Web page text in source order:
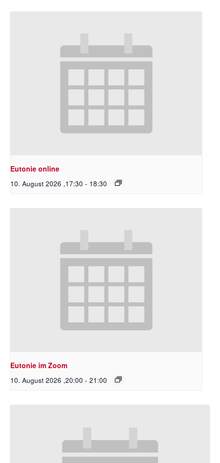
Eutonie online
10. August 2026 ,17:30 - 18:30
Eutonie im Zoom
10. August 2026 ,20:00 - 21:00